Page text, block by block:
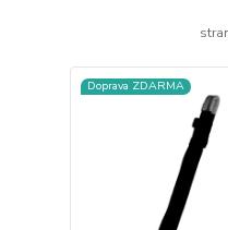
Doprava ZDARMA